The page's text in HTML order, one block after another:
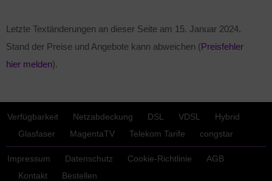
Letzte Textänderungen an dieser Seite am 15. Januar 2024.
Stand der Preise und Angebote kann abweichen (Preisfehler
hier melden).
Verfügbarkeit Netzabdeckung DSL VDSL
Hybrid
Glasfaser
MagentaTV Telekom Tarife congstar
Impressum Datenschutz Cookie-Richtlinie
AGB
Kontakt
Bestellen